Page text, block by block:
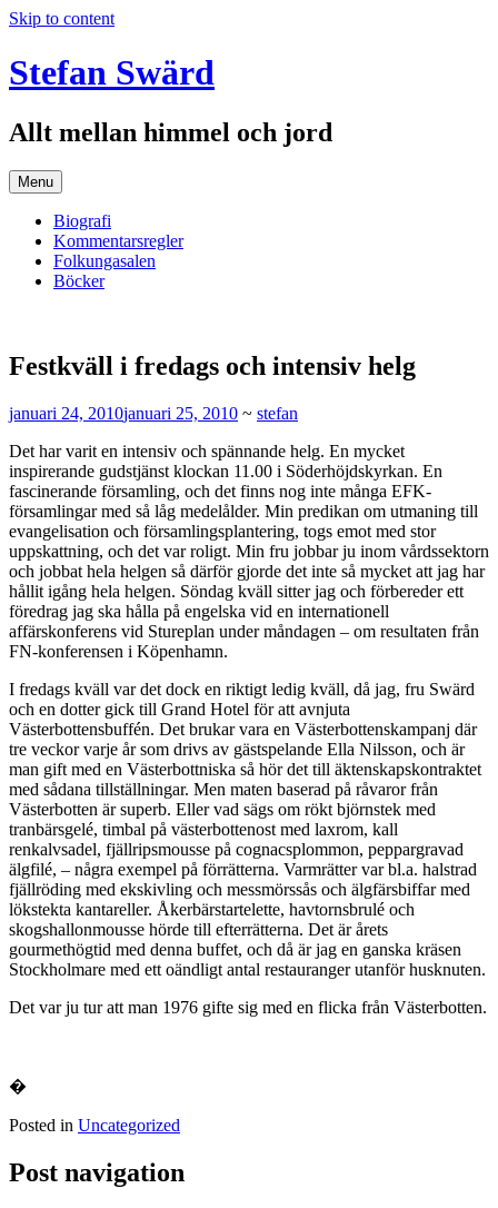
Skip to content
Stefan Swärd
Allt mellan himmel och jord
Menu
Biografi
Kommentarsregler
Folkungasalen
Böcker
Festkväll i fredags och intensiv helg
januari 24, 2010januari 25, 2010 ~ stefan
Det har varit en intensiv och spännande helg. En mycket
inspirerande gudstjänst klockan 11.00 i Söderhöjdskyrkan. En
fascinerande församling, och det finns nog inte många EFK-
församlingar med så låg medelålder. Min predikan om utmaning till
evangelisation och församlingsplantering, togs emot med stor
uppskattning, och det var roligt. Min fru jobbar ju inom vårdssektorn
och jobbat hela helgen så därför gjorde det inte så mycket att jag har
hållit igång hela helgen. Söndag kväll sitter jag och förbereder ett
föredrag jag ska hålla på engelska vid en internationell
affärskonferens vid Stureplan under måndagen – om resultaten från
FN-konferensen i Köpenhamn.
I fredags kväll var det dock en riktigt ledig kväll, då jag, fru Swärd
och en dotter gick till Grand Hotel för att avnjuta
Västerbottensbuffén. Det brukar vara en Västerbottenskampanj där
tre veckor varje år som drivs av gästspelande Ella Nilsson, och är
man gift med en Västerbottniska så hör det till äktenskapskontraktet
med sådana tillställningar. Men maten baserad på råvaror från
Västerbotten är superb. Eller vad sägs om rökt björnstek med
tranbärsgelé, timbal på västerbottenost med laxrom, kall
renkalvsadel, fjällripsmousse på cognacsplommon, peppargravad
älgfilé, – några exempel på förrätterna. Varmrätter var bl.a. halstrad
fjällröding med ekskivling och messmörssås och älgfärsbiffar med
lökstekta kantareller. Åkerbärstartelette, havtornsbrulé och
skogshallonmousse hörde till efterrätterna. Det är årets
gourmethögtid med denna buffet, och då är jag en ganska kräsen
Stockholmare med ett oändligt antal restauranger utanför husknuten.
Det var ju tur att man 1976 gifte sig med en flicka från Västerbotten.
�
Posted in Uncategorized
Post navigation